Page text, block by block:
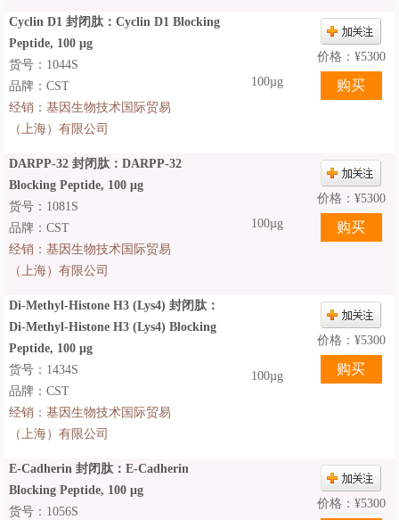
Cyclin D1 封闭肽：Cyclin D1 Blocking
Peptide, 100 μg
100µg
价格： ¥5300
货号：1044S
品牌：CST
经销： 基因生物技术国际贸易
（上海）有限公司
DARPP-32 封闭肽：DARPP-32
Blocking Peptide, 100 μg
100µg
价格： ¥5300
货号：1081S
品牌：CST
经销： 基因生物技术国际贸易
（上海）有限公司
Di-Methyl-Histone H3 (Lys4) 封闭肽：
Di-Methyl-Histone H3 (Lys4) Blocking
Peptide, 100 μg
100µg
价格： ¥5300
货号：1434S
品牌：CST
经销： 基因生物技术国际贸易
（上海）有限公司
E-Cadherin 封闭肽：E-Cadherin
Blocking Peptide, 100 μg
价格： ¥5300
货号：1056S